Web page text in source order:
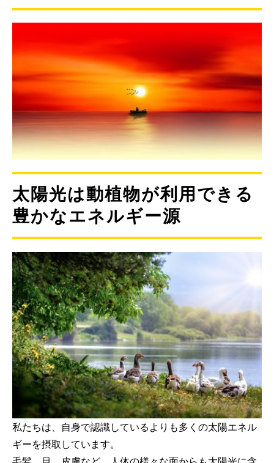
太陽光は動植物が利用できる
豊かなエネルギー源
私たちは、自身で認識しているよりも多くの太陽エネル
ギーを摂取しています。